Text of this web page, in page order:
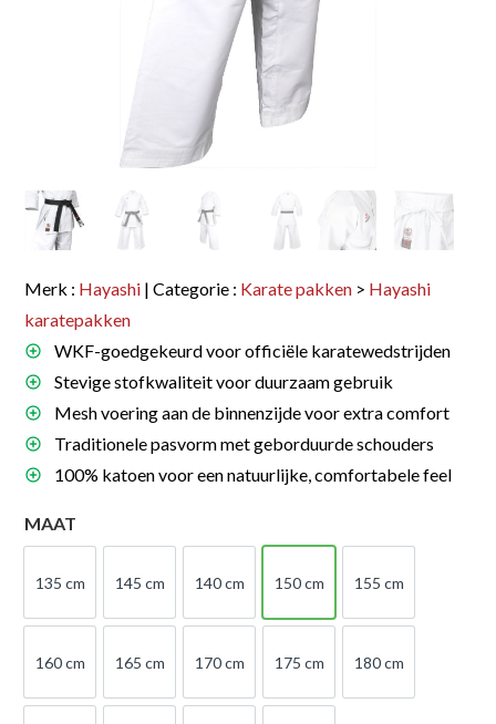
Merk : Hayashi | Categorie : Karate pakken > Hayashi
karatepakken
WKF-goedgekeurd voor officiële karatewedstrijden
Stevige stofkwaliteit voor duurzaam gebruik
Mesh voering aan de binnenzijde voor extra comfort
Traditionele pasvorm met geborduurde schouders
100% katoen voor een natuurlijke, comfortabele feel
MAAT
135 cm
135 cm
145 cm
145 cm
140 cm
140 cm
150 cm
150 cm
155 cm
155 cm
160 cm
160 cm
165 cm
165 cm
170 cm
170 cm
175 cm
175 cm
180 cm
180 cm